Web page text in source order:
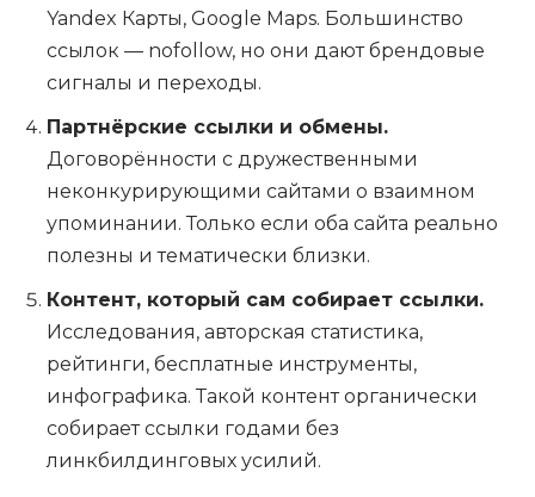
Yandex Карты, Google Maps. Большинство
ссылок — nofollow, но они дают брендовые
сигналы и переходы.
Партнёрские ссылки и обмены.
Договорённости с дружественными
неконкурирующими сайтами о взаимном
упоминании. Только если оба сайта реально
полезны и тематически близки.
Контент, который сам собирает ссылки.
Исследования, авторская статистика,
рейтинги, бесплатные инструменты,
инфографика. Такой контент органически
собирает ссылки годами без
линкбилдинговых усилий.